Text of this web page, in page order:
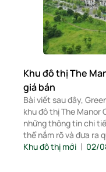
Khu đô thị The
giá bán
Bài viết sau đây,
khu đô thị The Manor
những thông tin chi
thể nắm rõ và đưa ra
Khu đô thị mới
02/